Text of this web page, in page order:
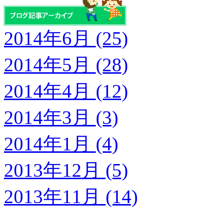
2014年6月 (25)
2014年5月 (28)
2014年4月 (12)
2014年3月 (3)
2014年1月 (4)
2013年12月 (5)
2013年11月 (14)